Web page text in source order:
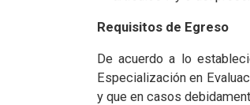
Requisitos de Egreso
De acuerdo a lo
Especialización en
y que en casos